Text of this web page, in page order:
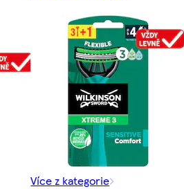
Více z kategorie